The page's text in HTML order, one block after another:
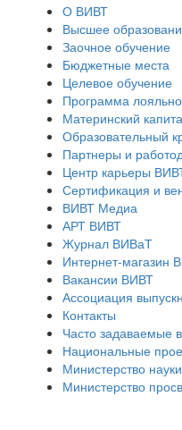
О ВИВТ
Высшее
Заочное обучение
Бюджетные места
Целевое обучение
Программа
Материнский
Образовательный
Партнеры и
Центр карьеры
Сертификация и
ВИВТ Медиа
АРТ ВИВТ
Журнал ВИВаТ
Интернет-магазин
Вакансии ВИВТ
Ассоциация
Контакты
Часто задаваемые
Национальные
Министерство
Министерство